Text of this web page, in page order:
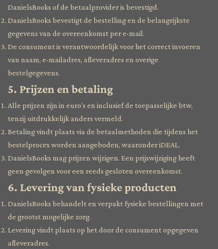
DanielsBooks of de betaalprovider is bevestigd.
DanielsBooks bevestigt de bestelling en de belangrijkste
gegevens van de overeenkomst per e-mail.
De consument is verantwoordelijk voor het correct invoeren
van naam, e-mailadres, afleveradres en overige
bestelgegevens.
5. Prijzen en betaling
Alle prijzen zijn in euro’s en inclusief de toepasselijke btw,
tenzij uitdrukkelijk anders vermeld.
Betaling vindt plaats via de betaalmethoden die tijdens het
bestelproces worden aangeboden, waaronder iDEAL.
DanielsBooks mag prijzen wijzigen. Een prijswijziging heeft
geen gevolgen voor een reeds gesloten overeenkomst.
6. Levering van fysieke producten
DanielsBooks behandelt en verpakt fysieke bestellingen met
de grootst mogelijke zorg.
Levering vindt plaats op het door de consument opgegeven
afleveradres.